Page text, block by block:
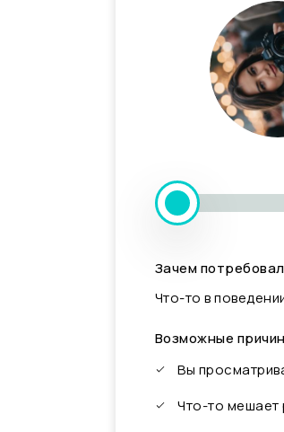
Зачем
Что-то в
Возможные
Вы
Что-то мешает